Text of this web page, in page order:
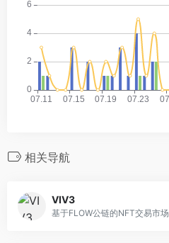
相关导航
VIV3
基于FLOW公链的NFT交易市场